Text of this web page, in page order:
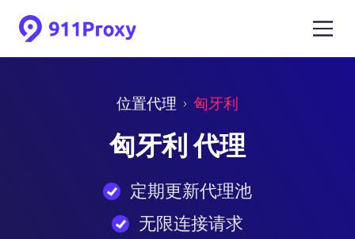
位置代理 匈牙利
匈牙利 代理
定期更新代理池
无限连接请求